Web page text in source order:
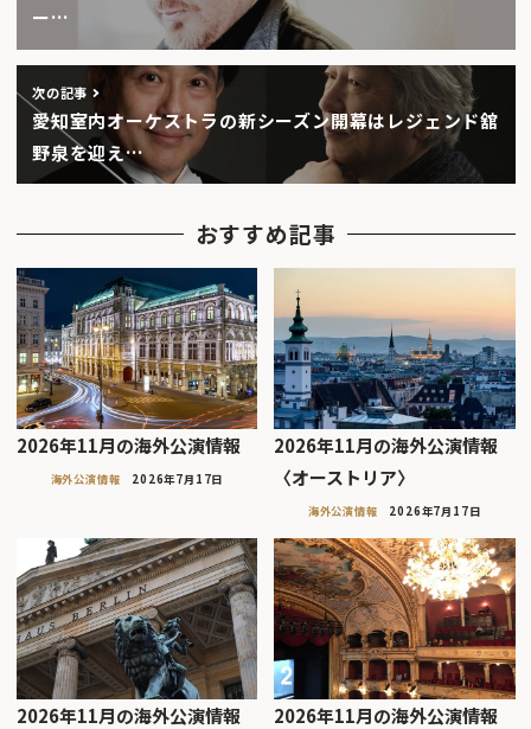
ー…
次の記事
愛知室内オーケストラの新シーズン開幕はレジェンド舘
野泉を迎え…
おすすめ記事
2026年11月の海外公演情報
海外公演情報 2026年7月17日
2026年11月の海外公演情報
〈オーストリア〉
海外公演情報 2026年7月17日
2026年11月の海外公演情報
2026年11月の海外公演情報